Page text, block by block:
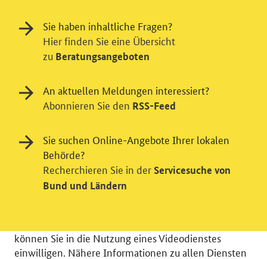
Videodienst
Wir bitten Sie an dieser Stelle um Ihre Einwilligung für
verschiedene Zusatzdienste unserer Webseite: Wir
können Sie in die Nutzung eines Videodienstes
einwilligen. Nähere Informationen zu allen Diensten
Sie haben inhaltliche Fragen?
Hier finden Sie eine Übersicht
zu Beratungsangeboten
An aktuellen Meldungen interessiert?
Abonnieren Sie den RSS-Feed
Sie suchen Online-Angebote Ihrer lokalen
Behörde?
Recherchieren Sie in der Servicesuche von
Bund und Ländern